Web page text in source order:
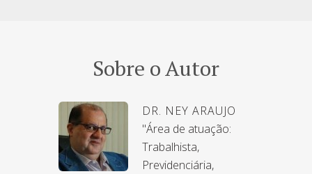
Sobre o Autor
DR. NEY ARAUJO
"Área de atuação:
Trabalhista,
Previdenciária,